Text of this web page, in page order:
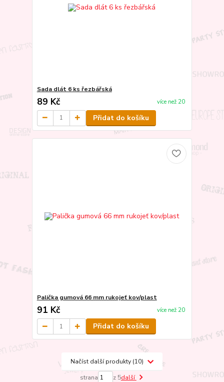
Sada dlát 6 ks řezbářská
89 Kč více než 20
Přidat do košíku
Palička gumová 66 mm rukojeť kov/plast
91 Kč více než 20
Přidat do košíku
Načíst další produkty (10)
strana z 5další